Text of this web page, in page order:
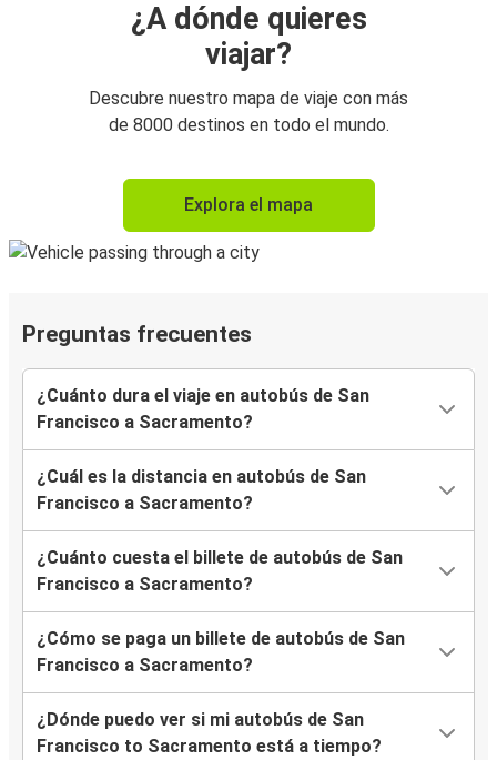
¿A dónde quieres
viajar?
Descubre nuestro mapa de viaje con más
de 8000 destinos en todo el mundo.
Explora el mapa
Preguntas frecuentes
¿Cuánto dura el viaje en autobús de San
Francisco a Sacramento?
¿Cuál es la distancia en autobús de San
Francisco a Sacramento?
¿Cuánto cuesta el billete de autobús de San
Francisco a Sacramento?
¿Cómo se paga un billete de autobús de San
Francisco a Sacramento?
¿Dónde puedo ver si mi autobús de San
Francisco to Sacramento está a tiempo?